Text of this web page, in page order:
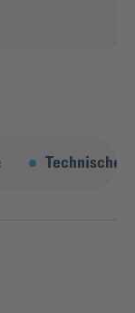
Technische